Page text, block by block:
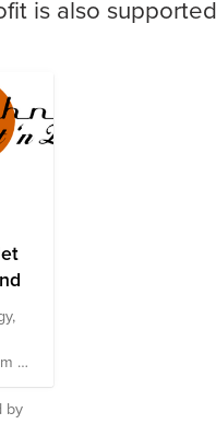
is also
in
by